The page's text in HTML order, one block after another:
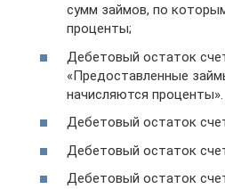
сумм займов, по
проценты;
Дебетовый остаток
«Предоставленные
начисляются проценты».
Дебетовый остаток
Дебетовый остаток
Дебетовый остаток